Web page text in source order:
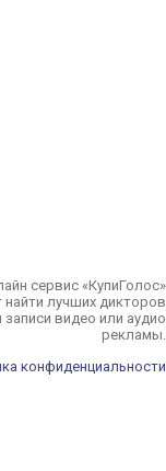
сервис «КупиГолос»
найти лучших дикторов
записи видео или аудио
рекламы.
конфиденциальности